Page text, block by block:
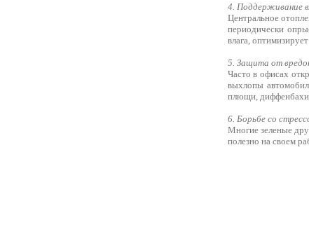
4. Поддерживание
Центральное
периодически
влага,
5. Защита от
Часто в офисах
выхлопы
плющи,
6. Борьбе со
Многие зеленые
полезно на своем